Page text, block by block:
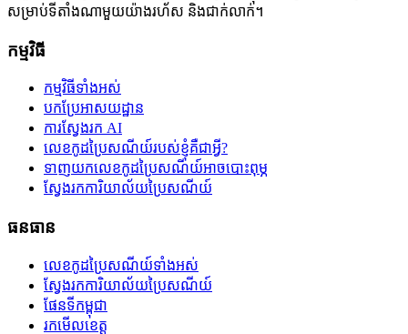
សម្រាប់ទីតាំងណាមួយយ៉ាងរហ័ស និងជាក់លាក់។
កម្មវិធី
កម្មវិធីទាំងអស់
បកប្រែអាសយដ្ឋាន
ការស្វែងរក AI
លេខកូដប្រៃសណីយ៍របស់ខ្ញុំគឺជាអ្វី?
ទាញយកលេខកូដប្រៃសណីយ៍អាចបោះពុម្ភ
ស្វែងរកការិយាល័យប្រៃសណីយ៍
ធនធាន
លេខកូដប្រៃសណីយ៍ទាំងអស់
ស្វែងរកការិយាល័យប្រៃសណីយ៍
ផែនទីកម្ពុជា
រកមើលខេត្ត